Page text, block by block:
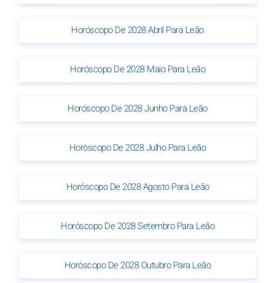
Horóscopo De 2028 Abril Para Leão
Horóscopo De 2028 Maio Para Leão
Horóscopo De 2028 Junho Para Leão
Horóscopo De 2028 Julho Para Leão
Horóscopo De 2028 Agosto Para Leão
Horóscopo De 2028 Setembro Para Leão
Horóscopo De 2028 Outubro Para Leão